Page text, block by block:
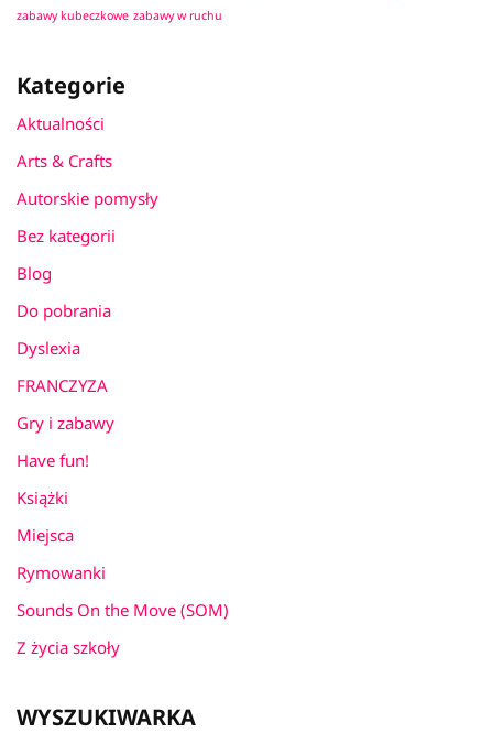
zabawy kubeczkowe zabawy w ruchu
Kategorie
Aktualności
Arts & Crafts
Autorskie pomysły
Bez kategorii
Blog
Do pobrania
Dyslexia
FRANCZYZA
Gry i zabawy
Have fun!
Książki
Miejsca
Rymowanki
Sounds On the Move (SOM)
Z życia szkoły
WYSZUKIWARKA